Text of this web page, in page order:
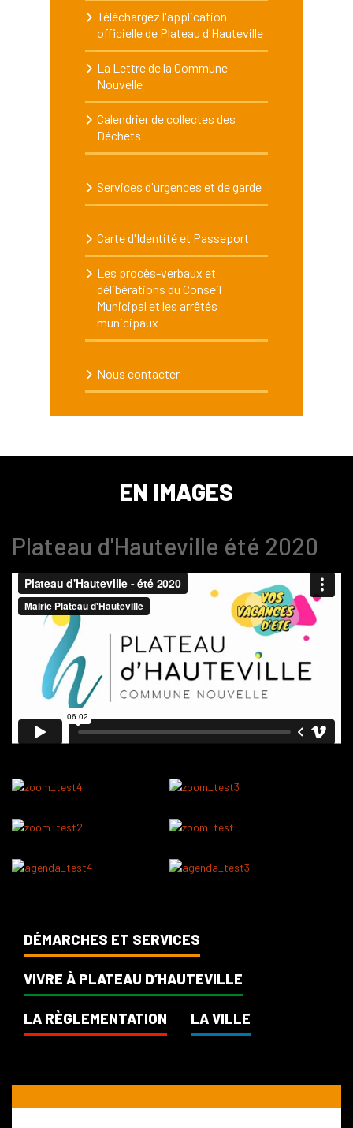
Téléchargez l'application
officielle de Plateau d'Hauteville
La Lettre de la Commune
Nouvelle
Calendrier de collectes des
Déchets
Services d'urgences et de garde
Carte d'Identité et Passeport
Les procès-verbaux et
délibérations du Conseil
Municipal et les arrêtés
municipaux
Nous contacter
EN IMAGES
Plateau d'Hauteville été 2020
DÉMARCHES ET SERVICES
VIVRE À PLATEAU D’HAUTEVILLE
LA RÈGLEMENTATION LA VILLE